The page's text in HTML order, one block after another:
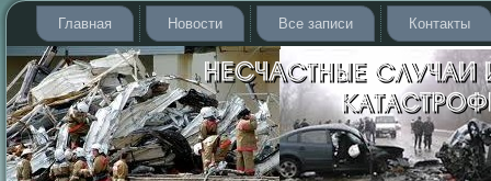
Главная Новости Все записи Контакты